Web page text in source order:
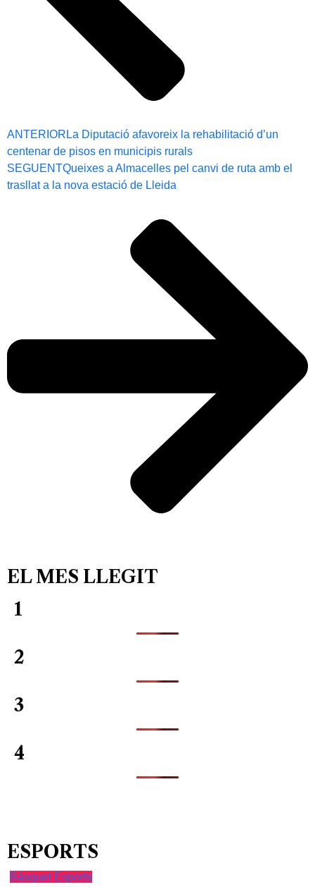
ANTERIOR La Diputació afavoreix la rehabilitació d’un
centenar de pisos en municipis rurals
SEGUENTQueixes a Almacelles pel canvi de ruta amb el
trasllat a la nova estació de Lleida
EL MES LLEGIT
1
2
3
4
ESPORTS
Bàsquet Esports